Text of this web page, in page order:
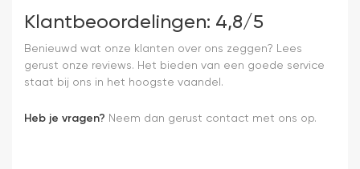
Klantbeoordelingen: 4,8/5
Benieuwd wat onze klanten over ons zeggen? Lees
gerust onze reviews. Het bieden van een goede service
staat bij ons in het hoogste vaandel.
Heb je vragen? Neem dan gerust contact met ons op.